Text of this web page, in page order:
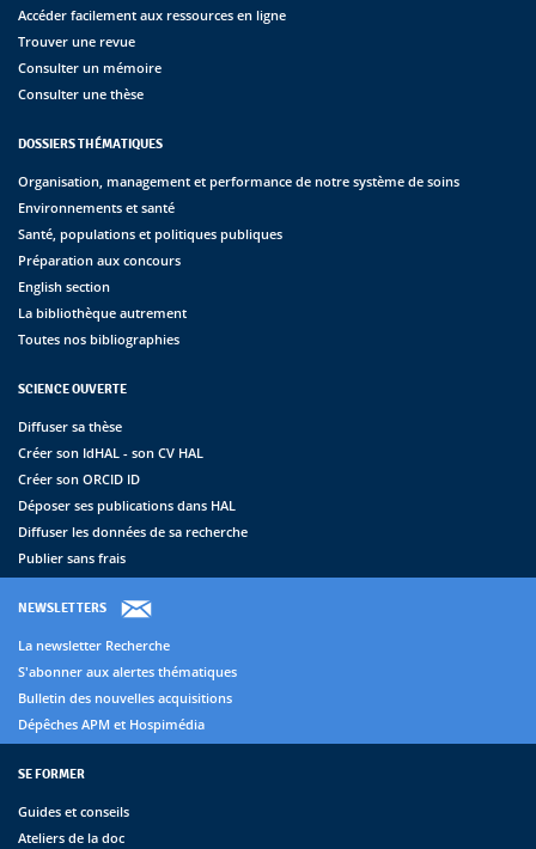
Accéder facilement aux ressources en ligne
Trouver une revue
Consulter un mémoire
Consulter une thèse
DOSSIERS THÉMATIQUES
Organisation, management et performance de notre système de soins
Environnements et santé
Santé, populations et politiques publiques
Préparation aux concours
English section
La bibliothèque autrement
Toutes nos bibliographies
SCIENCE OUVERTE
Diffuser sa thèse
Créer son IdHAL - son CV HAL
Créer son ORCID ID
Déposer ses publications dans HAL
Diffuser les données de sa recherche
Publier sans frais
NEWSLETTERS
La newsletter Recherche
S'abonner aux alertes thématiques
Bulletin des nouvelles acquisitions
Dépêches APM et Hospimédia
SE FORMER
Guides et conseils
Ateliers de la doc